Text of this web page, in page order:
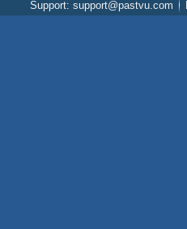
Support: support@pastvu.com